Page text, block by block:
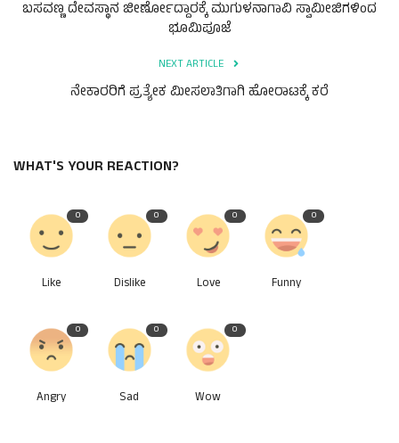
ಬಸವಣ್ಣ ದೇವಸ್ಥಾನ ಜೀರ್ಣೋದ್ದಾರಕ್ಕೆ ಮುಗುಳನಾಗಾವಿ ಸ್ವಾಮೀಜಿಗಳಿಂದ
ಭೂಮಿಪೂಜೆ
NEXT ARTICLE
ನೇಕಾರರಿಗೆ ಪ್ರತ್ಯೇಕ ಮೀಸಲಾತಿಗಾಗಿ ಹೋರಾಟಕ್ಕೆ ಕರೆ
WHAT'S YOUR REACTION?
0
Like
0
Dislike
0
Love
0
Funny
0
Angry
0
Sad
0
Wow